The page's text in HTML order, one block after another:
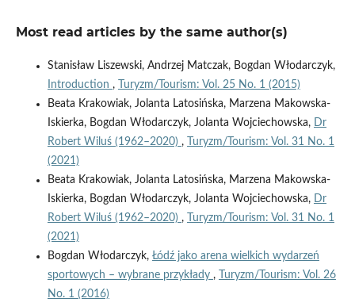
Most read articles by the same author(s)
Stanisław Liszewski, Andrzej Matczak, Bogdan Włodarczyk,
Introduction ,
Turyzm/Tourism: Vol. 25 No. 1 (2015)
Beata Krakowiak, Jolanta Latosińska, Marzena Makowska-
Iskierka, Bogdan Włodarczyk, Jolanta Wojciechowska, Dr
Robert Wiluś (1962–2020) ,
Turyzm/Tourism: Vol. 31 No. 1
(2021)
Beata Krakowiak, Jolanta Latosińska, Marzena Makowska-
Iskierka, Bogdan Włodarczyk, Jolanta Wojciechowska, Dr
Robert Wiluś (1962–2020) ,
Turyzm/Tourism: Vol. 31 No. 1
(2021)
Bogdan Włodarczyk, Łódź jako arena wielkich wydarzeń
sportowych – wybrane przykłady ,
Turyzm/Tourism: Vol. 26
No. 1 (2016)